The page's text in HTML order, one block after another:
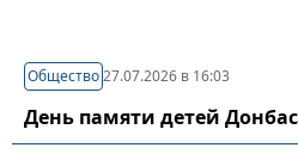
Общество27.07.2026 в 16:03
День памяти детей